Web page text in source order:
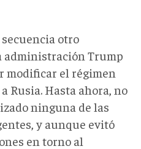
otro
administración Trump
modificar el régimen
Rusia. Hasta ahora, no
ninguna de las
y aunque evitó
en torno al